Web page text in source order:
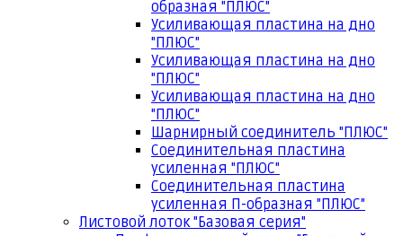
образная "ПЛЮС"
Усиливающая пластина на дно
"ПЛЮС"
Усиливающая пластина на дно
"ПЛЮС"
Усиливающая пластина на дно
"ПЛЮС"
Шарнирный соединитель "ПЛЮС"
Соединительная пластина
усиленная "ПЛЮС"
Соединительная пластина
усиленная П-образная "ПЛЮС"
Листовой лоток "Базовая серия"